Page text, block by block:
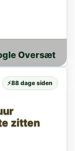
Oversæt
zitten
⚡88 dage siden